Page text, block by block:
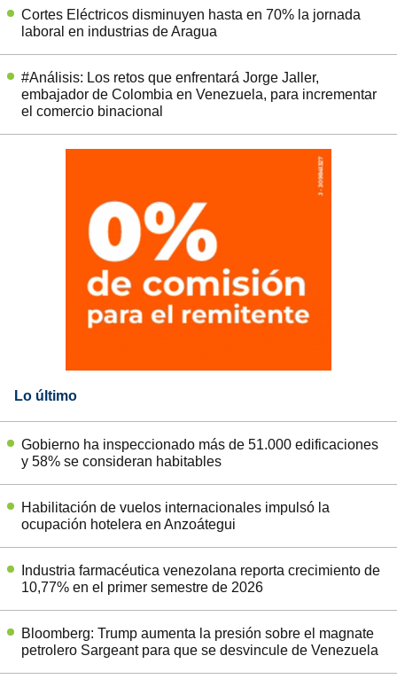
Cortes Eléctricos disminuyen hasta en 70% la jornada
laboral en industrias de Aragua
#Análisis: Los retos que enfrentará Jorge Jaller,
embajador de Colombia en Venezuela, para incrementar
el comercio binacional
Lo último
Gobierno ha inspeccionado más de 51.000 edificaciones
y 58% se consideran habitables
Habilitación de vuelos internacionales impulsó la
ocupación hotelera en Anzoátegui
Industria farmacéutica venezolana reporta crecimiento de
10,77% en el primer semestre de 2026
Bloomberg: Trump aumenta la presión sobre el magnate
petrolero Sargeant para que se desvincule de Venezuela